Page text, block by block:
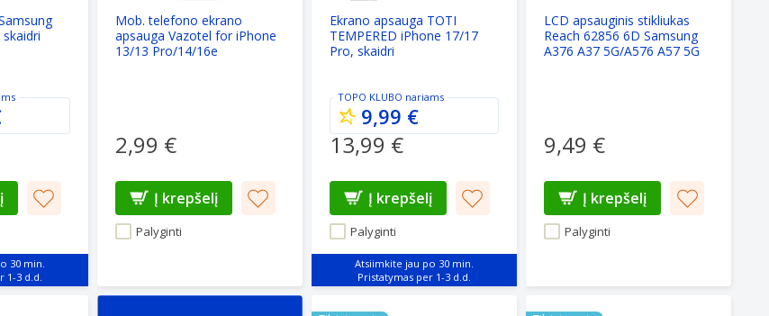
30 min.
Mob. telefono ekrano
apsauga Vazotel for iPhone
13/13 Pro/14/16e
2,99 €
Palyginti
Į krepšelį
Ekrano apsauga TOTI
TEMPERED iPhone 17/17
Pro, skaidri
TOPO KLUBO nariams
9,99 €
13,99 €
Palyginti
Į krepšelį
Atsiimkite jau po 30 min.
LCD apsauginis stikliukas
Reach 62856 6D Samsung
A376 A37 5G/A576 A57 5G
9,49 €
Palyginti
Į krepšelį